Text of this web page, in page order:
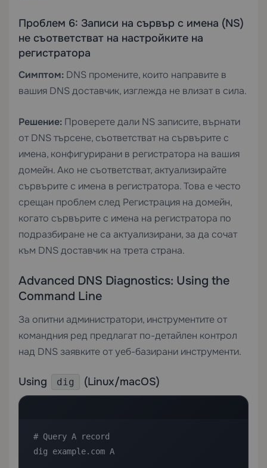
Проблем 6: Записи на сървър с имена (NS)
не съответстват на настройките на
регистратора
Симптом: DNS промените, които направите в
вашия DNS доставчик, изглежда не влизат в сила.
Решение: Проверете дали NS записите, върнати
от DNS търсене, съответстват на сървърите с
имена, конфигурирани в регистратора на вашия
домейн. Ако не съответстват, актуализирайте
сървърите с имена в регистратора. Това е често
срещан проблем след Регистрация на домейн,
когато сървърите с имена на регистратора по
подразбиране не са актуализирани, за да сочат
към DNS доставчик на трета страна.
Advanced DNS Diagnostics: Using the
Command Line
За опитни администратори, инструментите от
командния ред предлагат по-детайлен контрол
над DNS заявките от уеб-базирани инструменти.
Using dig (Linux/macOS)
# Query A record
dig example.com A